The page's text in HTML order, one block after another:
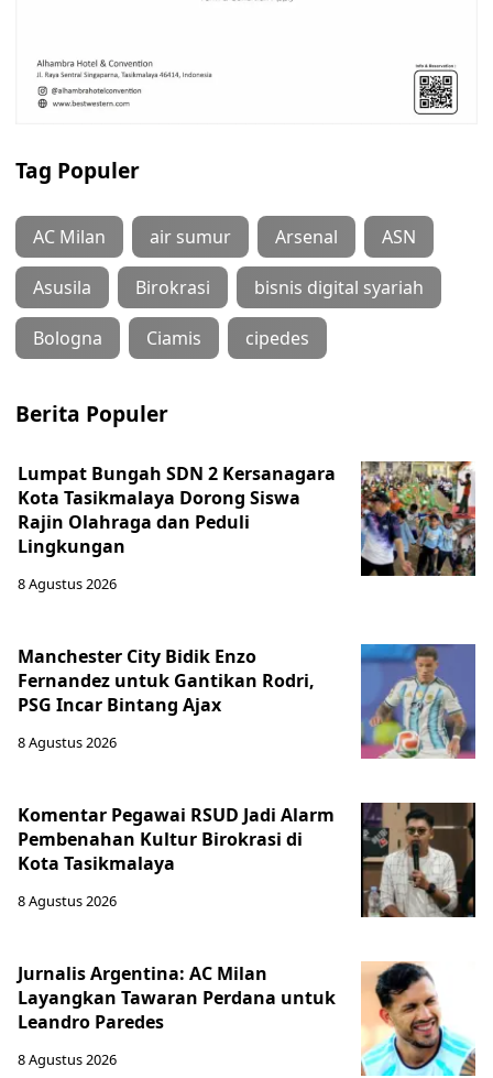
Tag Populer
AC Milan air sumur Arsenal ASN
Asusila Birokrasi bisnis digital syariah
Bologna Ciamis cipedes
Berita Populer
Lumpat Bungah SDN 2 Kersanagara
Kota Tasikmalaya Dorong Siswa
Rajin Olahraga dan Peduli
Lingkungan
8 Agustus 2026
Manchester City Bidik Enzo
Fernandez untuk Gantikan Rodri,
PSG Incar Bintang Ajax
8 Agustus 2026
Komentar Pegawai RSUD Jadi Alarm
Pembenahan Kultur Birokrasi di
Kota Tasikmalaya
8 Agustus 2026
Jurnalis Argentina: AC Milan
Layangkan Tawaran Perdana untuk
Leandro Paredes
8 Agustus 2026